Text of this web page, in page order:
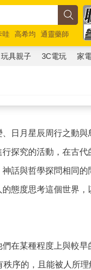
哇 高希均
通靈藥師
玩具親子 3C電玩 家電
日月星辰周行之動
探究的活動，在古
話與哲學探問相同
態度思考這個世界
在某種程度上與較
序的，且能被人所